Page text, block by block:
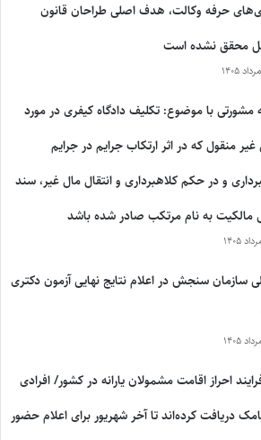
حرفه وکالت، هدف اصلی طراحان قانون
محقق نشده است
مشورتی با موضوع: تکلیف دادگاه کیفری در مورد
غیر منقول که در اثر ارتکاب جرایم در جرایم
و در حکم کلاهبرداری و انتقال مال غیر، سند
مالکیت به نام مرتکب صادر شده باشد
سازمان سنجش در اعلام نتایج نهایی آزمون دکتری
احراز اقامت مشمولان یارانه در کشور/ افرادی
دریافت کرده‌اند تا آخر شهریور برای اعلام حضور